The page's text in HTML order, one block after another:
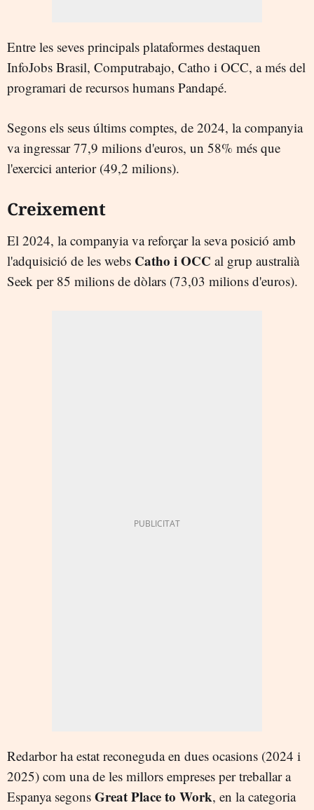
Entre les seves principals plataformes destaquen
InfoJobs Brasil, Computrabajo, Catho i OCC, a més del
programari de recursos humans Pandapé.
Segons els seus últims comptes, de 2024, la companyia
va ingressar 77,9 milions d'euros, un 58% més que
l'exercici anterior (49,2 milions).
Creixement
El 2024, la companyia va reforçar la seva posició amb
l'adquisició de les webs Catho i OCC al grup australià
Seek per 85 milions de dòlars (73,03 milions d'euros).
Redarbor ha estat reconeguda en dues ocasions (2024 i
2025) com una de les millors empreses per treballar a
Espanya segons Great Place to Work, en la categoria